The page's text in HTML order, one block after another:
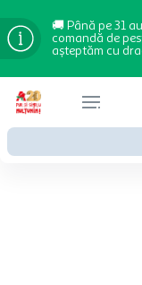
🚚 Până pe 31
comandă de
așteptăm cu